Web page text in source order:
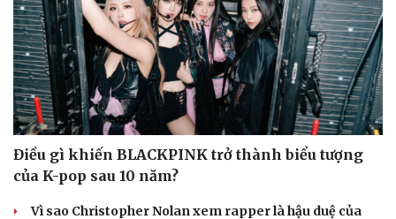
Điều gì khiến BLACKPINK trở thành biểu tượng
của K-pop sau 10 năm?
Vì sao Christopher Nolan xem rapper là hậu duệ của